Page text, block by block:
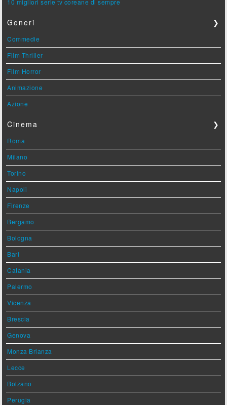
10 migliori serie tv coreane di sempre
Generi ❯
Commedie
Film Thriller
Film Horror
Animazione
Azione
Cinema ❯
Roma
Milano
Torino
Napoli
Firenze
Bergamo
Bologna
Bari
Catania
Palermo
Vicenza
Brescia
Genova
Monza Brianza
Lecce
Bolzano
Perugia